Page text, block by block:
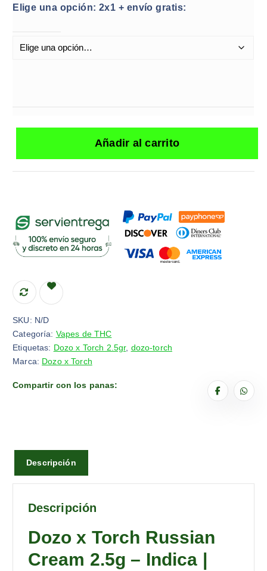
Elige una opción: 2x1 + envío gratis:
Añadir al carrito
SKU: N/D
Categoría: Vapes de THC
Etiquetas: Dozo x Torch 2.5gr, dozo-torch
Marca: Dozo x Torch
Compartir con los panas:
Descripción
Descripción
Dozo x Torch Russian
Cream 2.5g – Indica |